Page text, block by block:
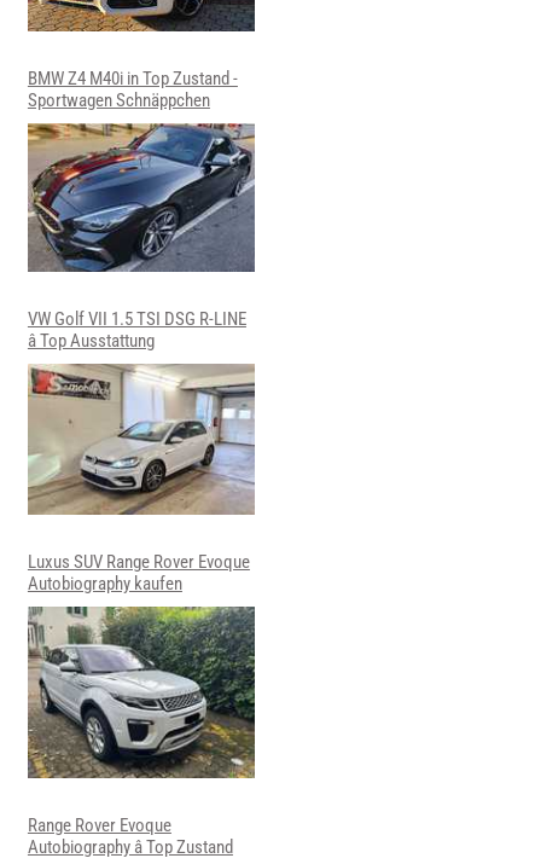
BMW Z4 M40i in Top Zustand -
Sportwagen Schnäppchen
VW Golf VII 1.5 TSI DSG R-LINE
â Top Ausstattung
Luxus SUV Range Rover Evoque
Autobiography kaufen
Range Rover Evoque
Autobiography â Top Zustand